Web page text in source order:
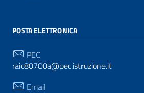
POSTA ELETTRONICA
PEC
raic80700a@pec.istruzione.it
Email